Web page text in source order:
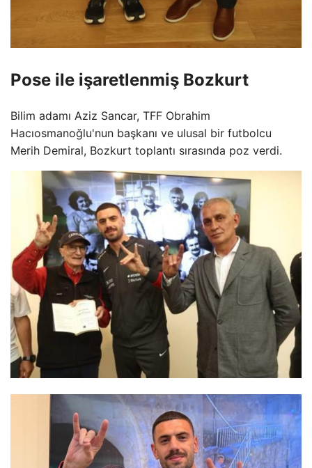
Pose ile işaretlenmiş Bozkurt
Bilim adamı Aziz Sancar, TFF Obrahim
Hacıosmanoğlu'nun başkanı ve ulusal bir futbolcu
Merih Demiral, Bozkurt toplantı sırasında poz verdi.